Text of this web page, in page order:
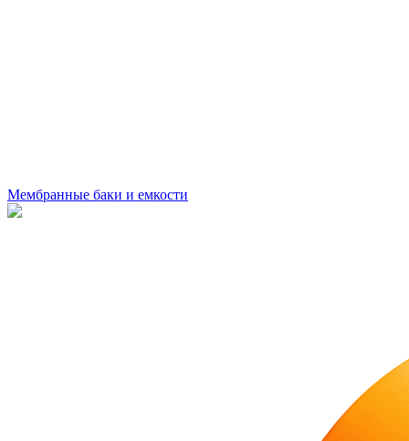
Мембранные баки и емкости